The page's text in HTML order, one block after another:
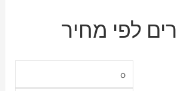
לפי מחיר